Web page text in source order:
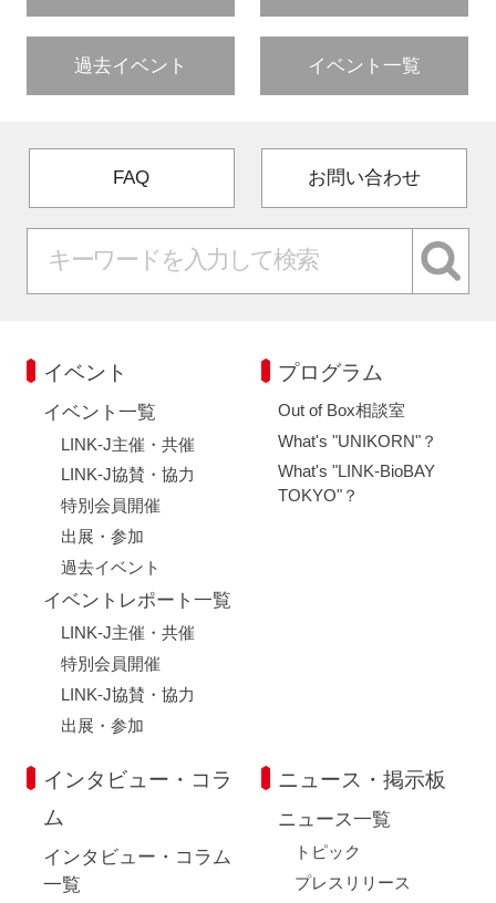
過去イベント イベント一覧
FAQ お問い合わせ
イベント
イベント一覧
LINK-J主催・共催
LINK-J協賛・協力
特別会員開催
出展・参加
過去イベント
イベントレポート一覧
LINK-J主催・共催
特別会員開催
LINK-J協賛・協力
出展・参加
プログラム
Out of Box相談室
What's "UNIKORN"？
What's "LINK-BioBAY
TOKYO"？
インタビュー・コラ
ム
インタビュー・コラム
一覧
ニュース・掲示板
ニュース一覧
トピック
プレスリリース